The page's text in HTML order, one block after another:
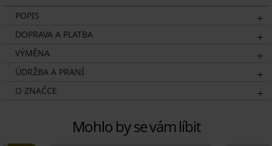
POPIS
DOPRAVA A PLATBA
VÝMĚNA
ÚDRŽBA A PRANÍ
O ZNAČCE
Mohlo by se vám líbit